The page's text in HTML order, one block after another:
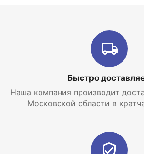
Быстро
Наша компания производит
Московской области в